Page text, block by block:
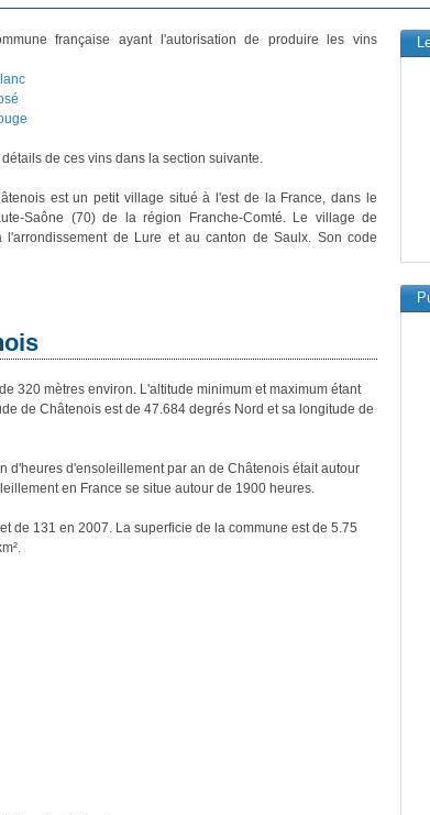
française ayant l'autorisation de produire les vins
de ces vins dans la section suivante.
est un petit village situé à l'est de la France, dans le
Saône (70) de la région Franche-Comté. Le village de
l'arrondissement de Lure et au canton de Saulx. Son code
320 mètres environ. L'altitude minimum et maximum étant
de Châtenois est de 47.684 degrés Nord et sa longitude de
d'heures d'ensoleillement par an de Châtenois était autour
en France se situe autour de 1900 heures.
de 131 en 2007. La superficie de la commune est de 5.75